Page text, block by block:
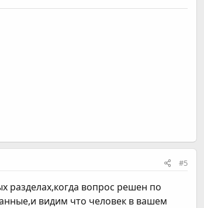
#5
разделах,когда вопрос решен по
видим что человек в вашем